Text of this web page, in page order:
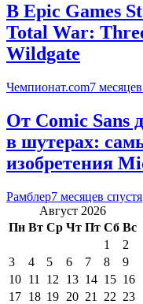
В Epic Games
Total War:
Wildgate
Чемпионат.com7
От Comic Sans
в шутерах:
изобретения
Рамблер7 месяцев спустя
Август 2026
Пн Вт Ср Чт Пт Сб Вс
1
2
3
4 5 6 7 8
9
10 11 12 13 14 15 16
17 18 19 20 21 22 23